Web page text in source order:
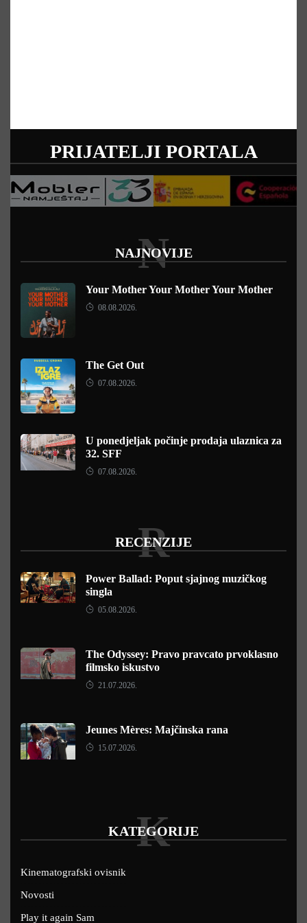
PRIJATELJI PORTALA
NAJNOVIJE
N
Your Mother Your Mother Your Mother
08.08.2026.
The Get Out
07.08.2026.
U ponedjeljak počinje prodaja ulaznica za
32. SFF
07.08.2026.
RECENZIJE
R
Power Ballad: Poput sjajnog muzičkog
singla
05.08.2026.
The Odyssey: Pravo pravcato prvoklasno
filmsko iskustvo
21.07.2026.
Jeunes Mères: Majčinska rana
15.07.2026.
KATEGORIJE
K
Kinematografski ovisnik
Novosti
Play it again Sam